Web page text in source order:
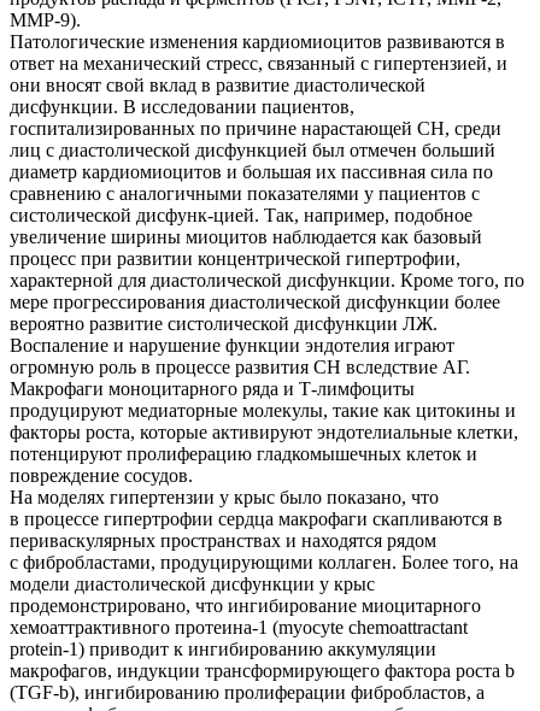
MMP-9).
Патологические изменения кардиомиоцитов развиваются в
ответ на механический стресс, связанный с гипертензией, и
они вносят свой вклад в развитие диастолической
дисфункции. В исследовании пациентов,
госпитализированных по причине нарастающей СН, среди
лиц с диастолической дисфункцией был отмечен больший
диаметр кардиомиоцитов и большая их пассивная сила по
сравнению с аналогичными показателями у пациентов с
систолической дисфунк-цией. Так, например, подобное
увеличение ширины миоцитов наблюдается как базовый
процесс при развитии концентрической гипертрофии,
характерной для диастолической дисфункции. Кроме того, по
мере прогрессирования диастолической дисфункции более
вероятно развитие систолической дисфункции ЛЖ.
Воспаление и нарушение функции эндотелия играют
огромную роль в процессе развития СН вследствие АГ.
Макрофаги моноцитарного ряда и Т-лимфоциты
продуцируют медиаторные молекулы, такие как цитокины и
факторы роста, которые активируют эндотелиальные клетки,
потенцируют пролиферацию гладкомышечных клеток и
повреждение сосудов.
На моделях гипертензии у крыс было показано, что
в процессе гипертрофии сердца макрофаги скапливаются в
периваскулярных пространствах и находятся рядом
с фибробластами, продуцирующими коллаген. Более того, на
модели диастолической дисфункции у крыс
продемонстрировано, что ингибирование миоцитарного
хемоаттрактивного протеина-1 (myocyte chemoattractant
protein-1) приводит к ингибированию аккумуляции
макрофагов, индукции трансформирующего фактора роста b
(TGF-b), ингибированию пролиферации фибробластов, а